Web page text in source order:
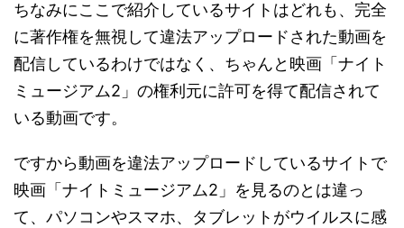
ちなみにここで紹介しているサイトはどれも、完全
に著作権を無視して違法アップロードされた動画を
配信しているわけではなく、ちゃんと映画「ナイト
ミュージアム2」の権利元に許可を得て配信されて
いる動画です。
ですから動画を違法アップロードしているサイトで
映画「ナイトミュージアム2」を見るのとは違っ
て、パソコンやスマホ、タブレットがウイルスに感